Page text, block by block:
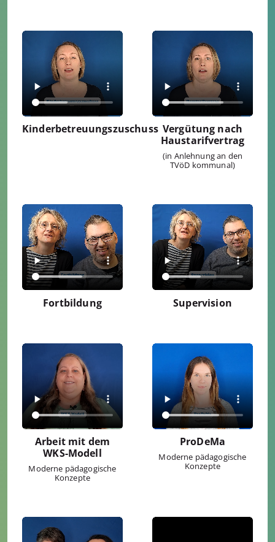
Kinderbetreuungszuschuss Vergütung nach
Haustarifvertrag
(in Anlehnung an den
TVöD kommunal)
Fortbildung Supervision
Arbeit mit dem
WKS-Modell
Moderne pädagogische
Konzepte
ProDeMa
Moderne pädagogische
Konzepte